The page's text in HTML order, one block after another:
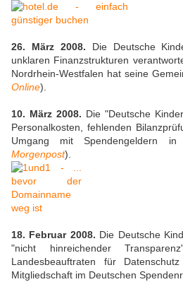
26. März 2008. Die Deutsche
unklaren Finanzstrukturen
Nordrhein-Westfalen hat seine
Online).
10. März 2008. Die "Deutsche
Personalkosten, fehlenden
Umgang mit Spendengeldern
Morgenpost).
18. Februar 2008. Die Deutsche
"nicht hinreichender
Landesbeauftraten für
Mitgliedschaft im Deutschen